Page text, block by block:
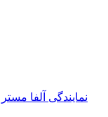
نمایندگی آلفا